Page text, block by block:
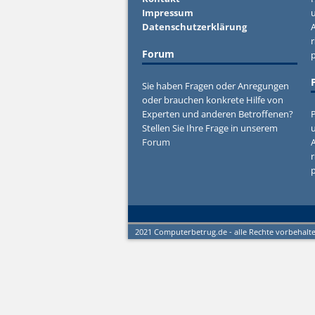
Impressum
Datenschutzerklärung
Forum
Sie haben Fragen oder Anregungen
oder brauchen konkrete Hilfe von
Experten und anderen Betroffenen?
Stellen Sie Ihre Frage in unserem
Forum
2021 Computerbetrug.de - alle Rechte